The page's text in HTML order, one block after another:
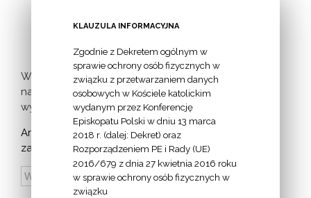
milczącej [...]
Więcej
nadchodzących
wydarzeń >
Archiwum
zapowiedzi:
KLAUZULA INFORMACYJNA
Zgodnie z Dekretem ogólnym w
sprawie ochrony osób fizycznych w
związku z przetwarzaniem danych
osobowych w Kościele katolickim
wydanym przez Konferencję
Episkopatu Polski w dniu 13 marca
2018 r. (dalej: Dekret) oraz
Rozporządzeniem PE i Rady (UE)
2016/679 z dnia 27 kwietnia 2016 roku
w sprawie ochrony osób fizycznych w
związku